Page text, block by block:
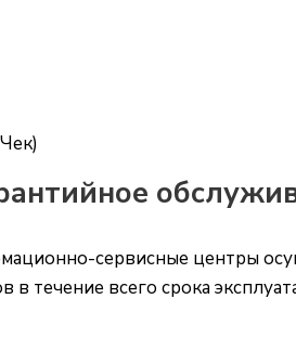
сервисные центры
течение всего срока